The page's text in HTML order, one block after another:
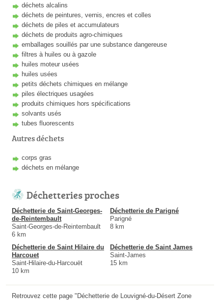
déchets alcalins
déchets de peintures, vernis, encres et colles
déchets de piles et accumulateurs
déchets de produits agro-chimiques
emballages souillés par une substance dangereuse
filtres à huiles ou à gazole
huiles moteur usées
huiles usées
petits déchets chimiques en mélange
piles électriques usagées
produits chimiques hors spécifications
solvants usés
tubes fluorescents
Autres déchets
corps gras
déchets en mélange
Déchetteries proches
Déchetterie de Saint-Georges-
de-Reintembault
Saint-Georges-de-Reintembault
6 km
Déchetterie de Parigné
Parigné
8 km
Déchetterie de Saint Hilaire du
Harcouet
Saint-Hilaire-du-Harcouët
10 km
Déchetterie de Saint James
Saint-James
15 km
Retrouvez cette page "Déchetterie de Louvigné-du-Désert Zone